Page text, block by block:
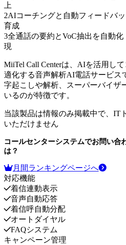
上
2AIコーチングと自動フィードバ
育成
3全通話の要約とVoC抽出を自動
現
MiiTel Call Centerは、AIを活用し
適化する音声解析AI電話サービス
字起こしや解析、スーパーバイザ
いるのが特徴です。
当該製品は情報のみ掲載中で、IT
いただけません
コールセンターシステムでお問い合
は？
月間ランキングページへ
対応機能
着信連動表示
音声自動応答
着信呼自動分配
オートダイヤル
FAQシステム
キャンペーン管理